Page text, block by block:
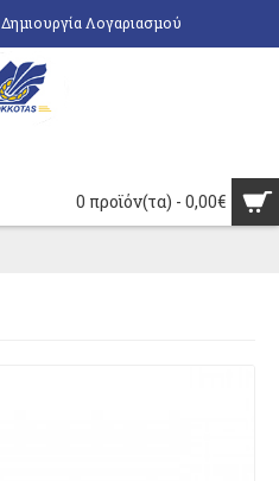
Δημιουργία Λογαριασμού
0 προϊόν(τα) - 0,00€